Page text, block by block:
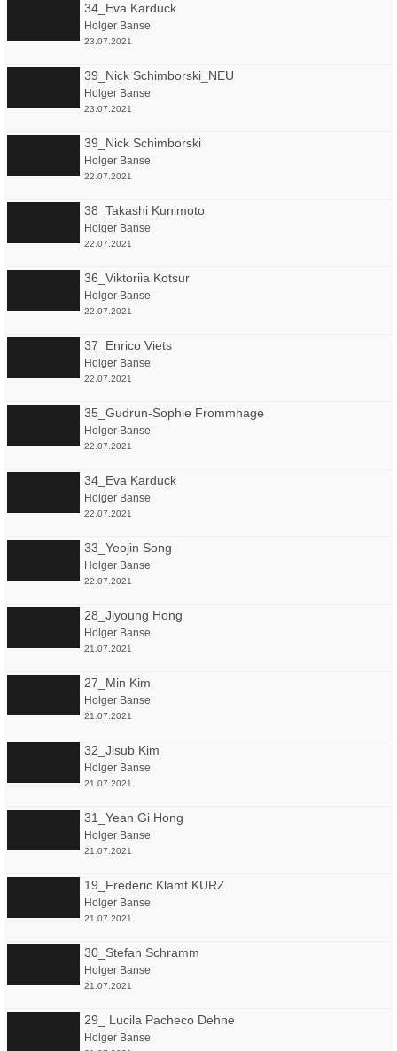
34_Eva Karduck
Holger Banse
23.07.2021
39_Nick Schimborski_NEU
Holger Banse
23.07.2021
39_Nick Schimborski
Holger Banse
22.07.2021
38_Takashi Kunimoto
Holger Banse
22.07.2021
36_Viktoriia Kotsur
Holger Banse
22.07.2021
37_Enrico Viets
Holger Banse
22.07.2021
35_Gudrun-Sophie Frommhage
Holger Banse
22.07.2021
34_Eva Karduck
Holger Banse
22.07.2021
33_Yeojin Song
Holger Banse
22.07.2021
28_Jiyoung Hong
Holger Banse
21.07.2021
27_Min Kim
Holger Banse
21.07.2021
32_Jisub Kim
Holger Banse
21.07.2021
31_Yean Gi Hong
Holger Banse
21.07.2021
19_Frederic Klamt KURZ
Holger Banse
21.07.2021
30_Stefan Schramm
Holger Banse
21.07.2021
29_ Lucila Pacheco Dehne
Holger Banse